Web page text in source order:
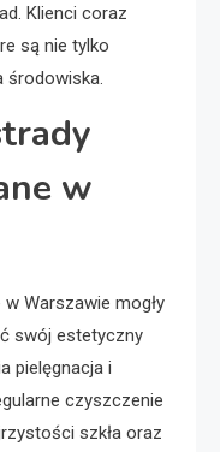
Klienci coraz
są nie tylko
środowiska.
w
Warszawie mogły
swój estetyczny
pielęgnacja i
czyszczenie
szkła oraz